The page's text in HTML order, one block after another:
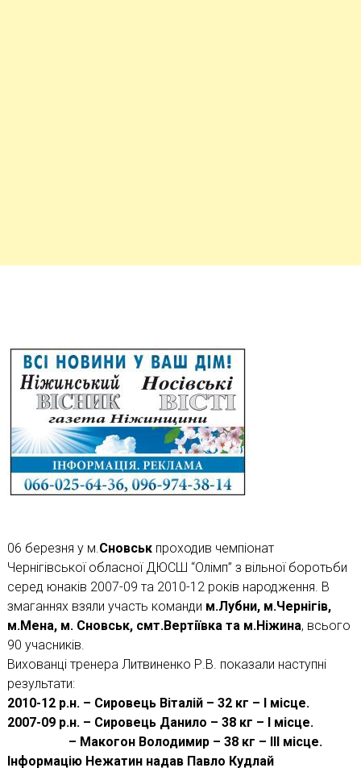
06 березня у м.Сновськпроходив чемпіонат
Чернігівської обласної ДЮСШ “Олімп” з вільної боротьби
серед юнаків 2007-09 та 2010-12 років народження. В
змаганнях взяли участь команди м.Лубни, м.Чернігів,
м.Мена, м. Сновськ, смт.Вертіївка та м.Ніжина, всього
90 учасників.
Вихованці тренера Литвиненко Р.В. показали наступні
результати:
2010-12 р.н. – Сировець Віталій – 32 кг – І місце.
2007-09 р.н. – Сировець Данило – 38 кг – І місце.
– Макогон Володимир – 38 кг – ІІІ місце.
Інформацію Нежатин надав Павло Кудлай